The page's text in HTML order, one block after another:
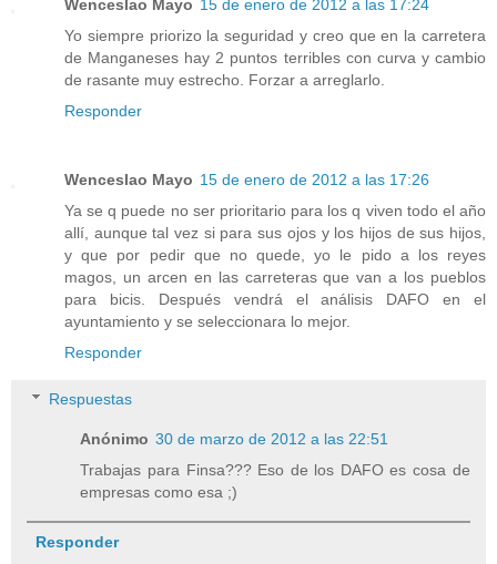
Wenceslao Mayo 15 de enero de 2012 a las 17:24
Yo siempre priorizo la seguridad y creo que en la carretera
de Manganeses hay 2 puntos terribles con curva y cambio
de rasante muy estrecho. Forzar a arreglarlo.
Responder
Wenceslao Mayo 15 de enero de 2012 a las 17:26
Ya se q puede no ser prioritario para los q viven todo el año
allí, aunque tal vez si para sus ojos y los hijos de sus hijos,
y que por pedir que no quede, yo le pido a los reyes
magos, un arcen en las carreteras que van a los pueblos
para bicis. Después vendrá el análisis DAFO en el
ayuntamiento y se seleccionara lo mejor.
Responder
Respuestas
Anónimo 30 de marzo de 2012 a las 22:51
Trabajas para Finsa??? Eso de los DAFO es cosa de
empresas como esa ;)
Responder